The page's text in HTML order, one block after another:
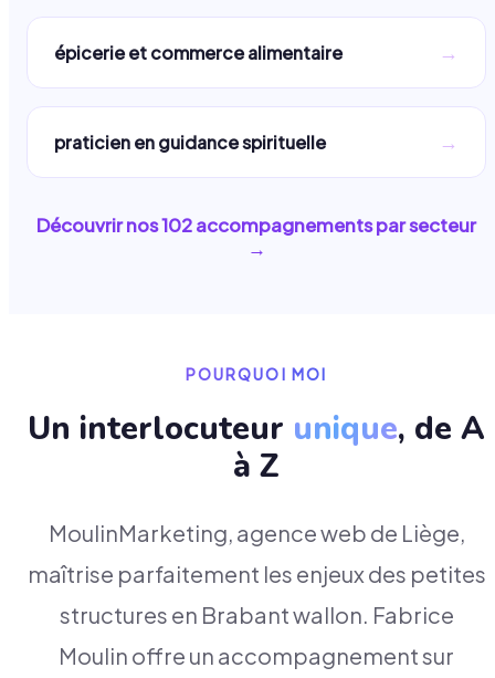
épicerie et commerce alimentaire →
praticien en guidance spirituelle →
Découvrir nos102accompagnements par secteur
→
POURQUOI MOI
Un interlocuteur unique, de A
à Z
MoulinMarketing, agence web de Liège,
maîtrise parfaitement les enjeux des petites
structures en Brabant wallon. Fabrice
Moulin offre un accompagnement sur